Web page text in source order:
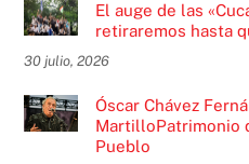
El auge de las
retiraremos hasta
30 julio, 2026
Óscar Chávez
MartilloPatrimonio
Pueblo